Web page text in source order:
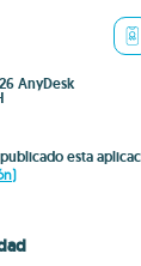
AnyDesk
esta